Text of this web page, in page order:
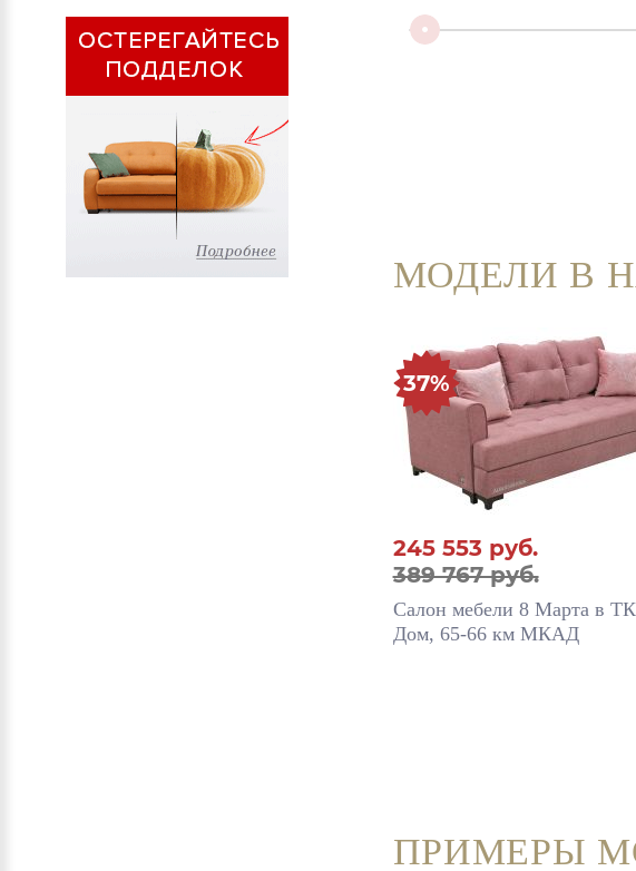
МОДЕЛИ В
245 553 руб.
389 767 руб.
37%
Салон мебели 8 Марта в
Дом, 65-66 км МКАД
ПРИМЕРЫ